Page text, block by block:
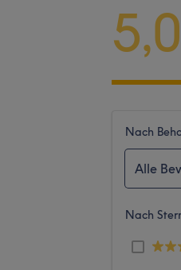
5,0
Nach
Alle
Nach